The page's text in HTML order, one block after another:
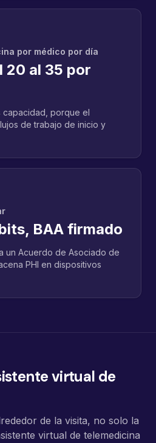
por médico por día
20 al 35 por
capacidad, porque el
de trabajo de inicio y
BAA firmado
un Acuerdo de Asociado de
PHI en dispositivos
virtual de
de la visita, no solo la
virtual de telemedicina